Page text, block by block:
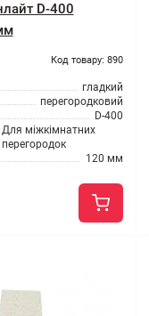
D-400
Код товару: 890
гладкий
перегородковий
D-400
Для міжкімнатних
перегородок
120 мм